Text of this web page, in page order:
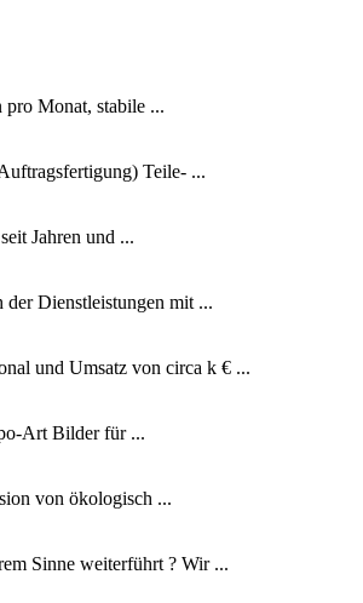
Monat, stabile ...
Teile- ...
Jahren und ...
Dienstleistungen mit ...
und Umsatz von circa k € ...
Art Bilder für ...
von ökologisch ...
Sinne weiterführt ? Wir ...